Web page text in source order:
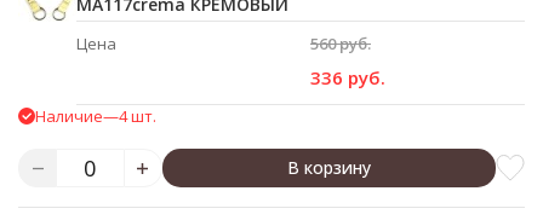
Цена 560 руб.
336 руб.
Наличие—4 шт.
В корзину